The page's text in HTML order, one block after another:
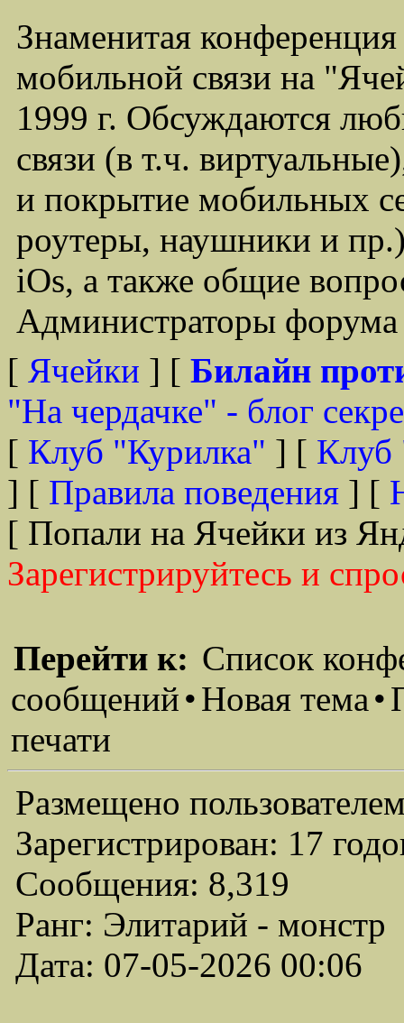
Знаменитая
мобильной связи на
1999 г. Обсуждаются
связи (в т.ч.
и покрытие мобильных
роутеры, наушники и
iOs, а также общие
Администраторы
[ Ячейки ] [ Билайн
"На чердачке" - блог
[ Клуб "Курилка" ] [ Клуб
] [ Правила поведения ] [
[ Попали на Ячейки из
Зарегистрируйтесь и
Перейти к: Список
сообщений•Новая тема•
печати
Размещено
Зарегистрирован: 17
Сообщения: 8,319
Ранг: Элитарий - монстр
Дата: 07-05-2026 00:06